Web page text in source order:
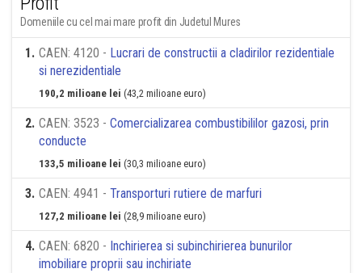
Domeniile cu cel mai mare profit din Judetul Mures
1. CAEN: 4120 - Lucrari de constructii a cladirilor rezidentiale
si nerezidentiale
190,2 milioane lei (43,2 milioane euro)
2. CAEN: 3523 - Comercializarea combustibililor gazosi, prin
conducte
133,5 milioane lei (30,3 milioane euro)
3. CAEN: 4941 - Transporturi rutiere de marfuri
127,2 milioane lei (28,9 milioane euro)
4. CAEN: 6820 - Inchirierea si subinchirierea bunurilor
imobiliare proprii sau inchiriate